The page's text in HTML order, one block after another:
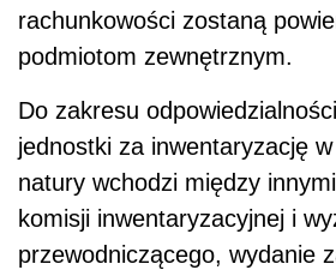
rachunkowości zostaną
podmiotom zewnętrznym.
Do zakresu
jednostki za inwentaryzację
natury wchodzi między
komisji inwentaryzacyjnej i
przewodniczącego, wydanie